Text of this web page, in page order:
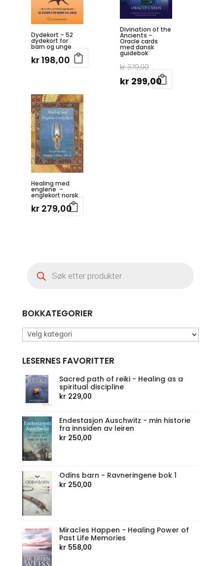
Dydekort – 52
dydekort for
barn og unge
kr198,00
Divination of the
Ancients –
Oracle cards
med dansk
guidebok
kr379,00 Opprinnelig
pris
kr 299,00Nåværende
Healing med
englene –
englekort norsk
kr279,00
search
BOKKATEGORIER
LESERNES FAVORITTER
Sacred path of reiki - Healing as a
spiritual discipline
kr 229,00
Endestasjon Auschwitz - min historie
fra innsiden av leiren
kr 250,00
Odins barn - Ravneringene bok 1
kr 250,00
Miracles Happen - Healing Power of
Past Life Memories
kr 558,00